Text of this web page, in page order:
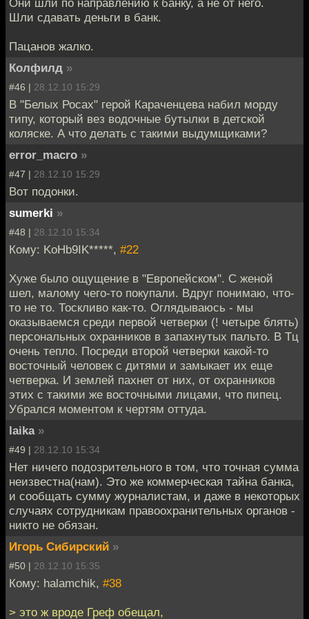
Шли сдавать деньги в банк.
Пацанов жалко.
Колфилд »
#46 | 28.12.10 15:29
В "Белых Росах" герой Караченцева набил морду
типу, который вез водочные бутылки в детской
коляске. А что делать с такими выдумщиками?
error_macro »
#47 | 28.12.10 15:29
Вот подонки.
sumerki »
#48 | 28.12.10 15:34
Кому: KoHb9IK*****, #22
Хуже было ощущение в "Европейском". С женой
шел, малому чего-то покупали. Вдруг понимаю, что-
то не то. Тоскливо как-то. Оглядываюсь - мы
оказываемся среди первой четверки (! четыре блять)
персональных охранников в запахнутых пальто. В Тц
очень тепло. Посреди второй четверки какой-то
восточный человек с дитями и замыкает их еще
четверка. И землей пахнет от них, от охранников
этих с такими же восточными лицами, что пипец.
Убрался моментом к чертям оттуда.
laika »
#49 | 28.12.10 15:34
Нет ничего подозрительного в том, что точная сумма
неизвестна(нам). Это же коммерческая тайна банка,
и сообщать сумму журналистам, и даже в некоторых
случаях сотрудникам правоохранительных органов -
никто не обязан.
Игорь Сибирский »
#50 | 28.12.10 15:35
Кому: halamchik, #38
> это ж вроде Греф обещал,